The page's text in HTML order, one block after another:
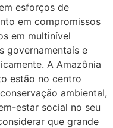
esforços de
em compromissos
em multinível
governamentais e
A Amazônia
estão no centro
ambiental,
estar social no seu
que grande